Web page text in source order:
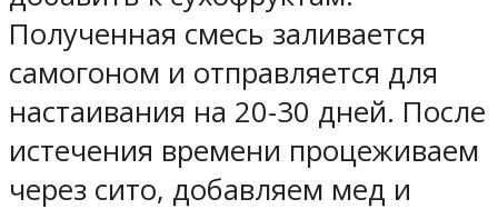
Полученная смесь заливается
самогоном и отправляется для
настаивания на 20-30 дней. После
истечения времени процеживаем
через сито, добавляем мед и